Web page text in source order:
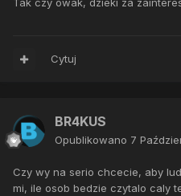
Tak czy owak, dzieki za
Cytuj
BR4KUS
Opublikowano 7
Czy wy na serio chcecie, aby
mi, ile osob bedzie czytalo caly